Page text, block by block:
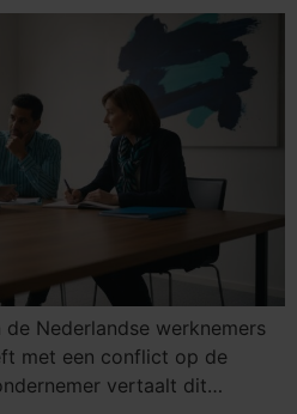
Nederlandse werknemers
met een conflict op de
vertaalt dit…